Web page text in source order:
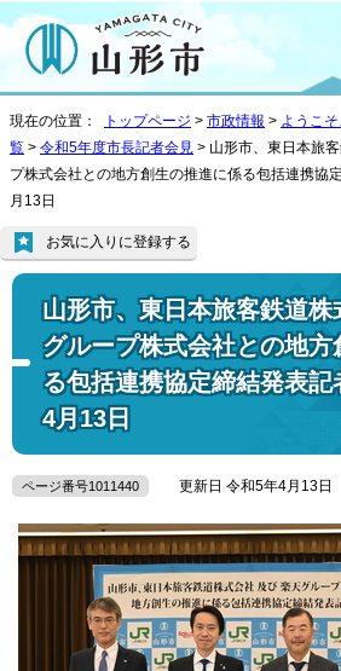
現在の位置： トップページ > 市政情報 > ようこ
覧 > 令和5年度市長記者会見 > 山形市、東日本旅
プ株式会社との地方創生の推進に係る包括連携
月13日
山形市、東日本旅客鉄道
グループ株式会社との地方
る包括連携協定締結発表
4月13日
お気に入りに登録する
ページ番号1011440 更新日 令和5年4月13日